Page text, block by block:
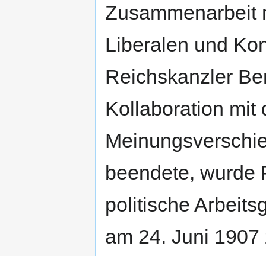
Zusammenarbeit
Liberalen und
Reichskanzler
Kollaboration mit
beendete, wurde
politische
am 24. Juni